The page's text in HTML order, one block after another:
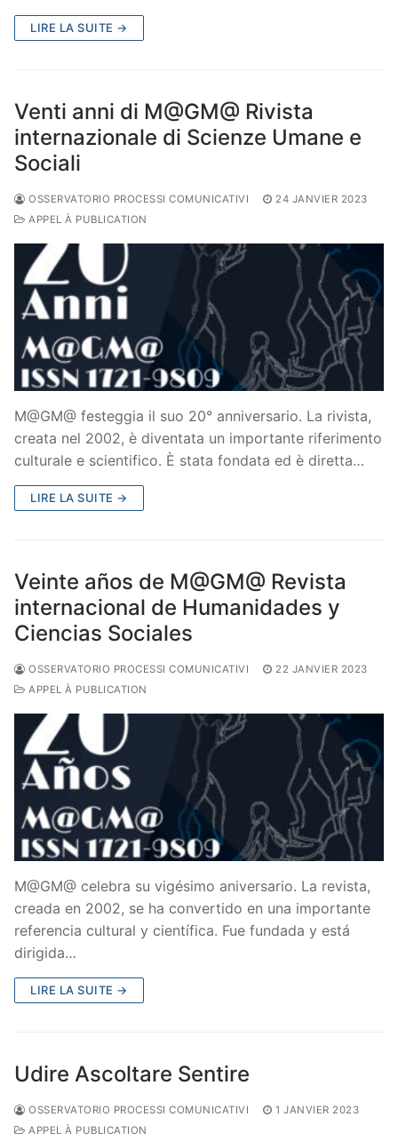
LIRE LA SUITE →
Venti anni di M@GM@ Rivista
internazionale di Scienze Umane e
Sociali
OSSERVATORIO PROCESSI COMUNICATIVI
24 JANVIER 2023
APPEL À PUBLICATION
M@GM@ festeggia il suo 20° anniversario. La rivista,
creata nel 2002, è diventata un importante riferimento
culturale e scientifico. È stata fondata ed è diretta…
LIRE LA SUITE →
Veinte años de M@GM@ Revista
internacional de Humanidades y
Ciencias Sociales
OSSERVATORIO PROCESSI COMUNICATIVI
22 JANVIER 2023
APPEL À PUBLICATION
M@GM@ celebra su vigésimo aniversario. La revista,
creada en 2002, se ha convertido en una importante
referencia cultural y científica. Fue fundada y está
dirigida…
LIRE LA SUITE →
Udire Ascoltare Sentire
OSSERVATORIO PROCESSI COMUNICATIVI
1 JANVIER 2023
APPEL À PUBLICATION